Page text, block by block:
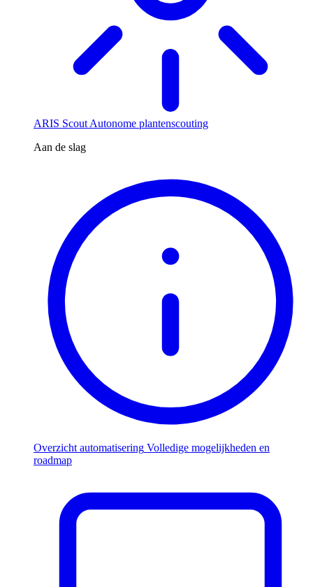
ARIS Scout Autonome plantenscouting
Aan de slag
Overzicht automatisering Volledige mogelijkheden en
roadmap